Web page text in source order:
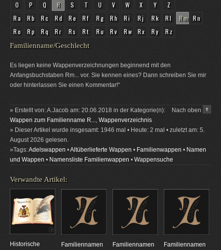
O
P Q R S T U V W X Y
Z
Ra
Rb Rc Rd Re Rf Rg Rh Ri Rj Rk Rl Rm Rn
Ro
Rp Rq Rr Rs Rt Ru Rv Rw Rx Ry Rz
Familienname/Geschlecht
Es liegen keine Wappenverzeichnungen beginnend mit den
Anfangsbuchstaben Rm... vor. Sie kennen eines? Dann schreiben Sie mir
oder hinterlassen Sie einen Kommentar!“
Nach oben
» Erstellt von: A.Jacob am: 20.06.2018 in der Kategorie(n):
Wappen zum Familienname R..., Wappenverzeichnis
» Dieser Artikel wurde insgesamt: 1946 mal • Heute: 2 mal • zuletzt am: 5.
August 2026 gelesen.
»Tags:Adelswappen •Altüberlieferte Wappen • Familienwappen • Namen
und Wappen • Namensliste Familienwappen • Wappensuche
Verwandte Artikel:
Historische
Familiennamen
Familiennamen
Familiennamen